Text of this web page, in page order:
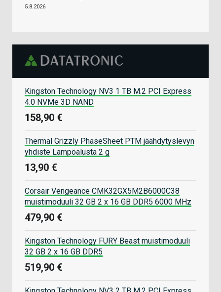
5.8.2026
Kingston Technology NV3 1 TB M.2 PCI Express
4.0 NVMe 3D NAND
158,90 €
Thermal Grizzly PhaseSheet PTM jäähdytyslevyn
yhdiste Lämpöalusta 2 g
13,90 €
Corsair Vengeance CMK32GX5M2B6000C38
muistimoduuli 32 GB 2 x 16 GB DDR5 6000 MHz
479,90 €
Kingston Technology FURY Beast muistimoduuli
32 GB 2 x 16 GB DDR5
519,90 €